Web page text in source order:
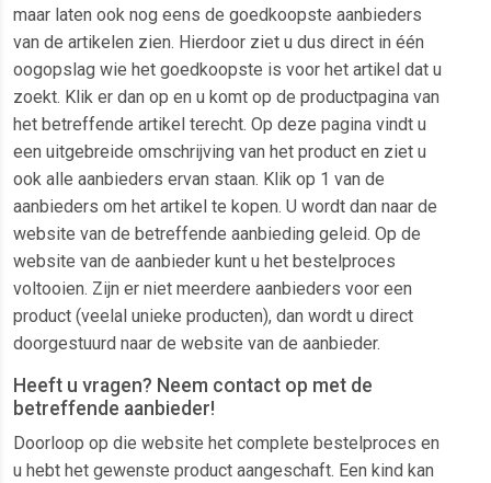
maar laten ook nog eens de goedkoopste aanbieders
van de artikelen zien. Hierdoor ziet u dus direct in één
oogopslag wie het goedkoopste is voor het artikel dat u
zoekt. Klik er dan op en u komt op de productpagina van
het betreffende artikel terecht. Op deze pagina vindt u
een uitgebreide omschrijving van het product en ziet u
ook alle aanbieders ervan staan. Klik op 1 van de
aanbieders om het artikel te kopen. U wordt dan naar de
website van de betreffende aanbieding geleid. Op de
website van de aanbieder kunt u het bestelproces
voltooien. Zijn er niet meerdere aanbieders voor een
product (veelal unieke producten), dan wordt u direct
doorgestuurd naar de website van de aanbieder.
Heeft u vragen? Neem contact op met de
betreffende aanbieder!
Doorloop op die website het complete bestelproces en
u hebt het gewenste product aangeschaft. Een kind kan